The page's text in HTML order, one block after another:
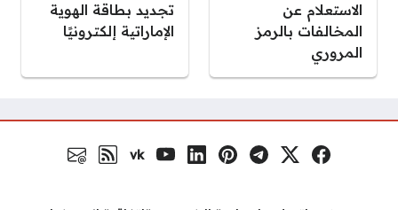
الاستعلام عن
المخالفات بالرمز
المروري
تجديد بطاقة الهوية
الإماراتية إلكترونيًا
مواقع التواصل فيسبوكمنصة إكس
تلغرامبنترستلينكد إنيوتيوبvk
VK.com
رابط RSS البريد